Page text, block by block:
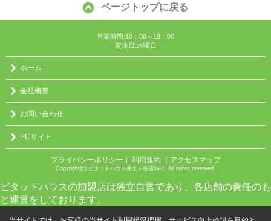
ページトップに戻る
営業時間:10：00～19：00
定休日:水曜日
ホーム
会社概要
お問い合わせ
PCサイト
プライバシーポリシー ｜ 利用規約 ｜アクセスマップ
Copyright(c) ピタットハウス井土ヶ谷店/㈱０ All rights reserved.
ピタットハウスの加盟店は独立自営であり、各店舗の責任のも
と運営をしております。